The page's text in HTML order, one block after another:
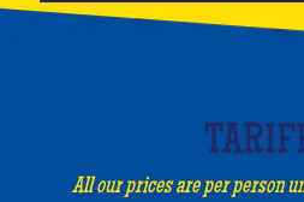
All our prices are per person